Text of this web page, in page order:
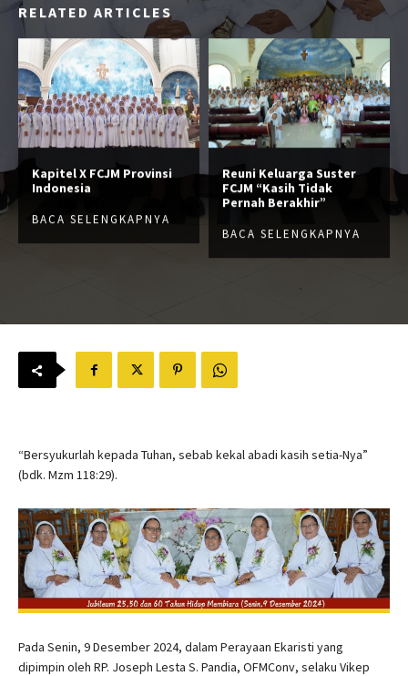
RELATED ARTICLES
Kapitel X FCJM Provinsi
Indonesia
BACA SELENGKAPNYA
Reuni Keluarga Suster
FCJM “Kasih Tidak
Pernah Berakhir”
BACA SELENGKAPNYA
“Bersyukurlah kepada Tuhan, sebab kekal abadi kasih setia-Nya”
(bdk. Mzm 118:29).
Pada Senin, 9 Desember 2024, dalam Perayaan Ekaristi yang
dipimpin oleh RP. Joseph Lesta S. Pandia, OFMConv, selaku Vikep